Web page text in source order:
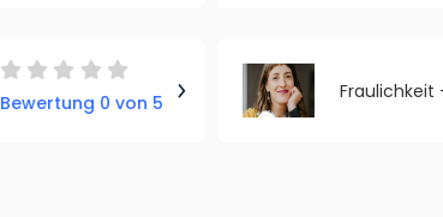
Bewertung 0 von 5